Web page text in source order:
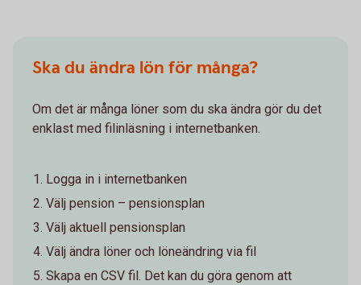
Ska du ändra lön för många?
Om det är många löner som du ska ändra gör du det
enklast med filinläsning i internetbanken.
Logga in i internetbanken
Välj pension – pensionsplan
Välj aktuell pensionsplan
Välj ändra löner och löneändring via fil
Skapa en CSV fil. Det kan du göra genom att